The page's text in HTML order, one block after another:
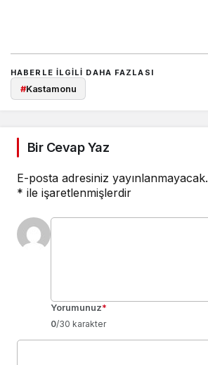
HABERLE ILGILI DAHA FAZLASI
#Kastamonu
Bir Cevap Yaz
E-posta adresiniz yayınlanmayacak.
* ile işaretlenmişlerdir
Yorumunuz*
0/30 karakter